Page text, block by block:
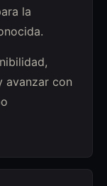
la
avanzar con